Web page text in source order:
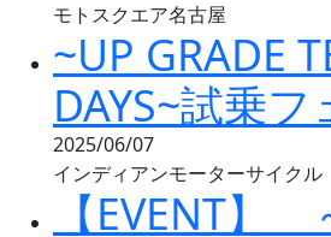
モトスクエア名古屋
~UP GRADE
DAYS~試乗フ
2025/06/07
インディアンモーターサイクル
【EVENT